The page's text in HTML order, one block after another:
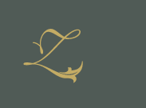
springen